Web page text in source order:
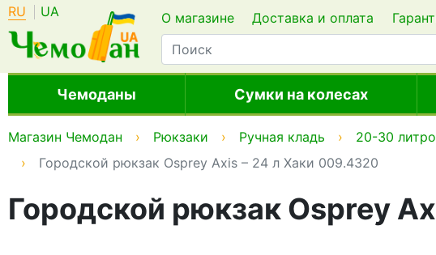
RU UA О магазине Доставка и оплата
Чемоданы Сумки на колесах
Магазин Чемодан Рюкзаки Ручная кладь 20-30
Городской рюкзак Osprey Axis – 24 л Хаки 009.4320
Городской рюкзак Osprey